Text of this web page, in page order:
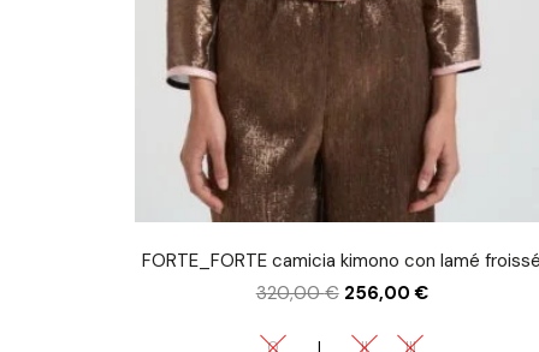
FORTE_FORTE camicia kimono con lamé
320,00€ 256,00€
0 I II III